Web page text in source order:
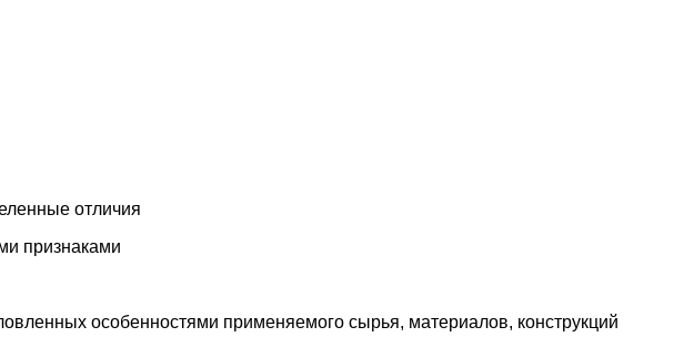
отличия
признаками
особенностями применяемого сырья, материалов, конструкций